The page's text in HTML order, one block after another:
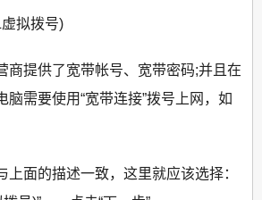
拟拨号)
商提供了宽带帐号、宽带密码;并且在
脑需要使用“宽带连接”拨号上网，如
上面的描述一致，这里就应该选择：